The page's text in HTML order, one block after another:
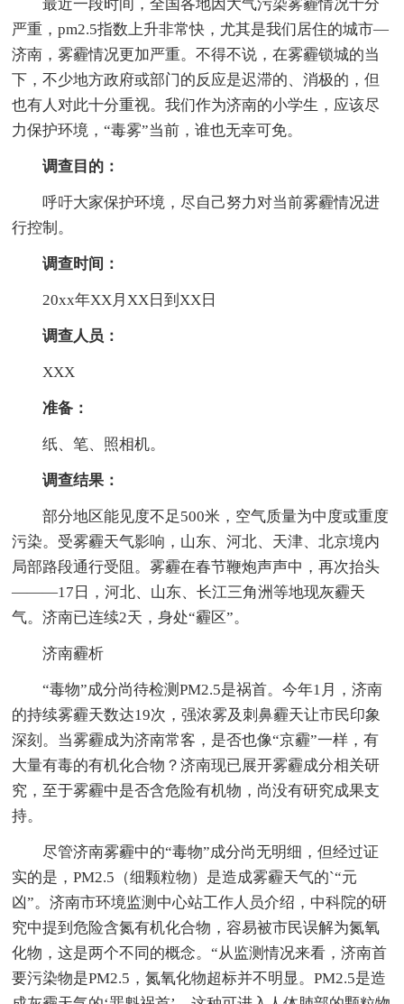
最近一段时间，全国各地因大气污染雾霾情况十分
严重，pm2.5指数上升非常快，尤其是我们居住的城市—
济南，雾霾情况更加严重。不得不说，在雾霾锁城的当
下，不少地方政府或部门的反应是迟滞的、消极的，但
也有人对此十分重视。我们作为济南的小学生，应该尽
力保护环境，“毒雾”当前，谁也无幸可免。
调查目的：
呼吁大家保护环境，尽自己努力对当前雾霾情况进
行控制。
调查时间：
20xx年XX月XX日到XX日
调查人员：
XXX
准备：
纸、笔、照相机。
调查结果：
部分地区能见度不足500米，空气质量为中度或重度
污染。受雾霾天气影响，山东、河北、天津、北京境内
局部路段通行受阻。雾霾在春节鞭炮声声中，再次抬头
———17日，河北、山东、长江三角洲等地现灰霾天
气。济南已连续2天，身处“霾区”。
济南霾析
“毒物”成分尚待检测PM2.5是祸首。今年1月，济南
的持续雾霾天数达19次，强浓雾及刺鼻霾天让市民印象
深刻。当雾霾成为济南常客，是否也像“京霾”一样，有
大量有毒的有机化合物？济南现已展开雾霾成分相关研
究，至于雾霾中是否含危险有机物，尚没有研究成果支
持。
尽管济南雾霾中的“毒物”成分尚无明细，但经过证
实的是，PM2.5（细颗粒物）是造成雾霾天气的`“元
凶”。济南市环境监测中心站工作人员介绍，中科院的研
究中提到危险含氮有机化合物，容易被市民误解为氮氧
化物，这是两个不同的概念。“从监测情况来看，济南首
要污染物是PM2.5，氮氧化物超标并不明显。PM2.5是造